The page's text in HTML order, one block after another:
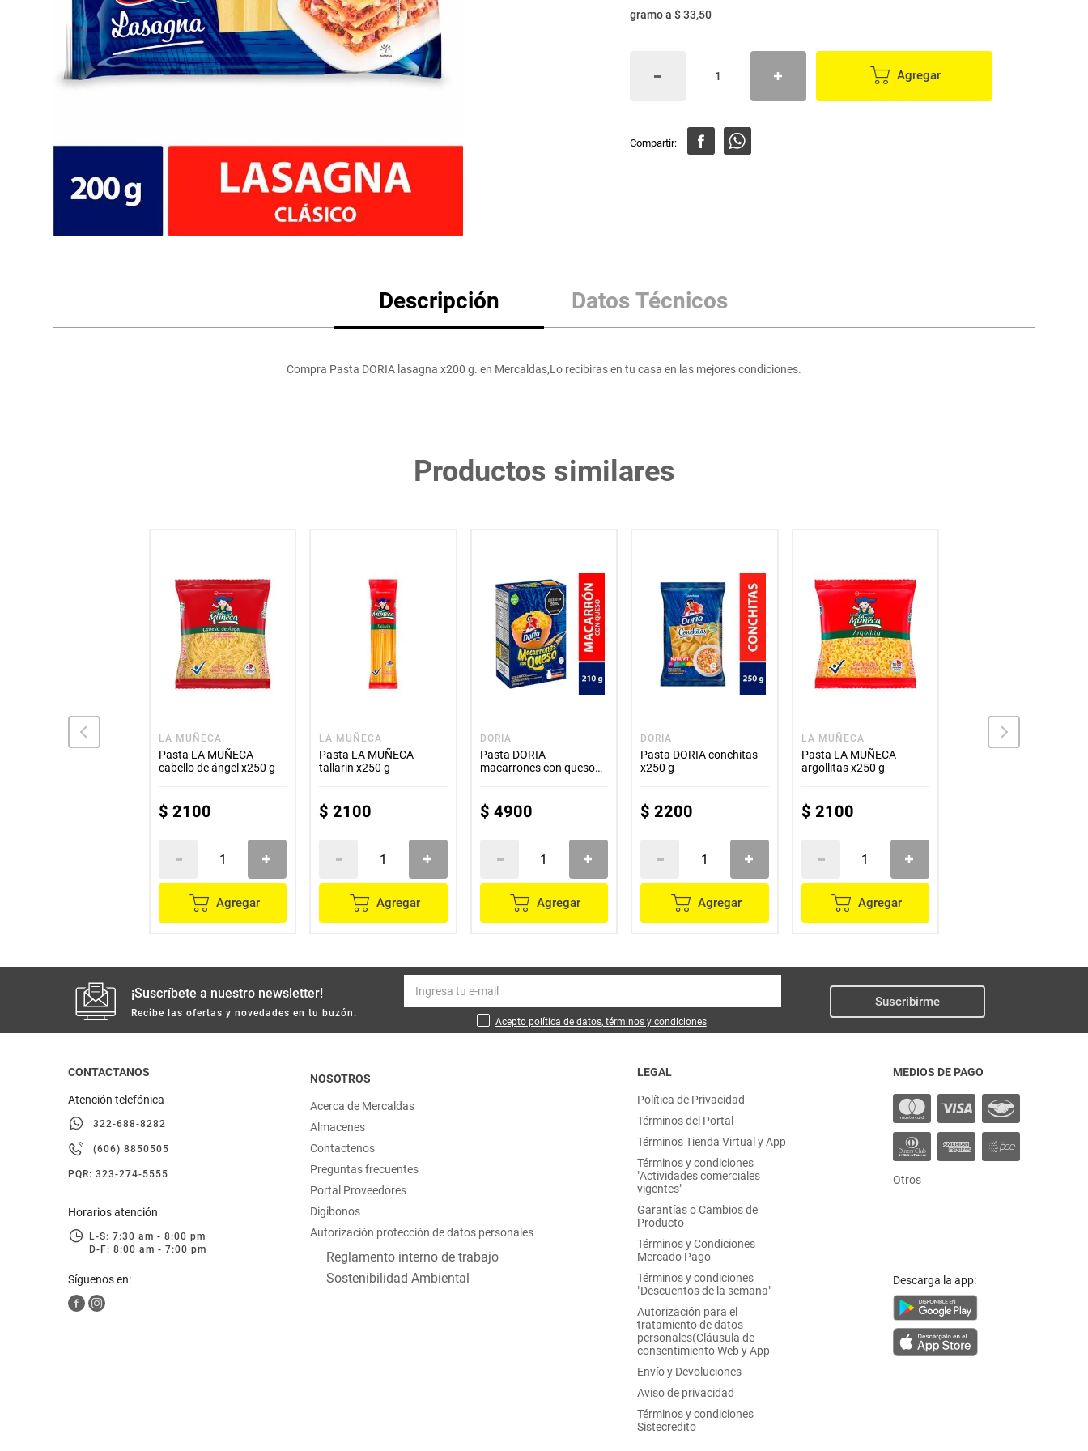
lácteos y refrigerados
mascotas
limpieza
otros
gramoa $ 33,50
Agregar
Descripción Datos Técnicos
Compra Pasta DORIA lasagna x200 g. en Mercaldas,Lo recibiras en tu casa en las mejores condiciones.
Productos similares
LA MUÑECA
Pasta LA MUÑECA
cabello de ángel x250 g
$ 2100
Agregar
LA MUÑECA
Pasta LA MUÑECA
tallarin x250 g
$ 2100
Agregar
DORIA
Pasta DORIA
macarrones con queso
$ 4900
Agregar
DORIA
Pasta DORIA conchitas
x250 g
$ 2200
Agregar
LA MUÑECA
Pasta LA MUÑECA
argollitas x250 g
$ 2100
Agregar
LA MUÑECA
¡Suscríbete a nuestro newsletter!
Recibe las ofertas y novedades en tu buzón.
Acepto política de datos, términos y condiciones
Suscribirme
CONTACTANOS
Atención telefónica
322-688-8282
(606) 8850505
PQR: 323-274-5555
Horarios atención
L-S: 7:30 am - 8:00 pm
D-F: 8:00 am - 7:00 pm
Síguenos en:
NOSOTROS
Acerca de Mercaldas
Almacenes
Contactenos
Preguntas frecuentes
Portal Proveedores
Digibonos
Autorización protección de datos personales
Reglamento interno de trabajo
Sostenibilidad Ambiental
LEGAL
Política de Privacidad
Términos del Portal
Términos Tienda Virtual y App
Términos y condiciones
"Actividades comerciales
vigentes"
Garantías o Cambios de
Producto
Términos y Condiciones
Mercado Pago
Términos y condiciones
"Descuentos de la semana"
Autorización para el
tratamiento de datos
personales(Cláusula de
consentimiento Web y App
Envío y Devoluciones
Aviso de privacidad
Términos y condiciones
Sistecredito
MEDIOS DE PAGO
Otros
Descarga la app:
Aceite